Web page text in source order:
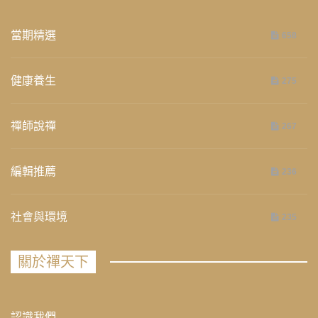
當期精選 658
健康養生 275
禪師說禪 267
編輯推薦 236
社會與環境 235
關於禪天下